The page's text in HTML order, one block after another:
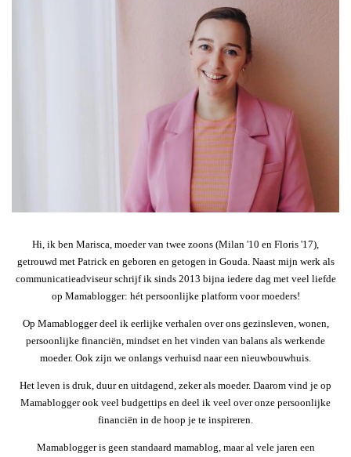
Hi, ik ben Marisca, moeder van twee zoons (Milan '10 en Floris '17),
getrouwd met Patrick en geboren en getogen in Gouda. Naast mijn werk als
communicatieadviseur schrijf ik sinds 2013 bijna iedere dag met veel liefde
op Mamablogger: hét persoonlijke platform voor moeders!
Op Mamablogger deel ik eerlijke verhalen over ons gezinsleven, wonen,
persoonlijke financiën, mindset en het vinden van balans als werkende
moeder. Ook zijn we onlangs verhuisd naar een nieuwbouwhuis.
Het leven is druk, duur en uitdagend, zeker als moeder. Daarom vind je op
Mamablogger ook veel budgettips en deel ik veel over onze persoonlijke
financiën in de hoop je te inspireren.
Mamablogger is geen standaard mamablog, maar al vele jaren een